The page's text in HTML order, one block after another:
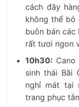
cách đây
không thể bỏ
buôn bán các
rất tươi ngon
10h30:
sinh thái Bãi
nghỉ mát tại
trang phục